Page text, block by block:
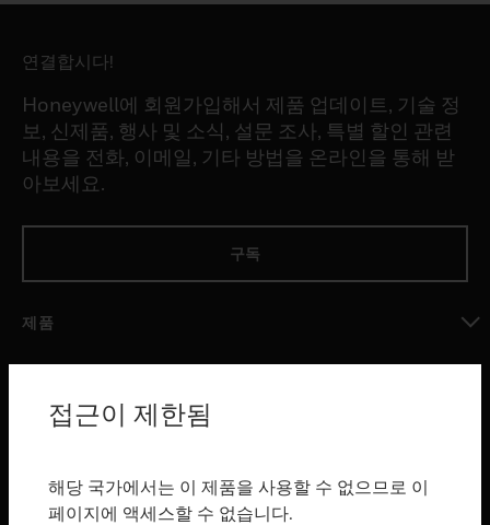
연결합시다!
Honeywell에 회원가입해서 제품 업데이트, 기술 정
보, 신제품, 행사 및 소식, 설문 조사, 특별 할인 관련
내용을 전화, 이메일, 기타 방법을 온라인을 통해 받
아보세요.
구독
제품
toggle view
toggle view
toggle view
산업 분야
접근이 제한됨
해당 국가에서는 이 제품을 사용할 수 없으므로 이
페이지에 액세스할 수 없습니다.